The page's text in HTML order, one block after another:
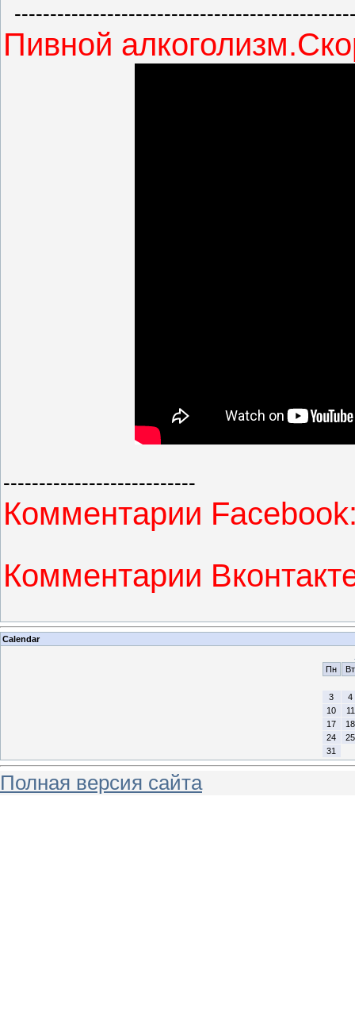
Пивной
---------------------------
Комментарии
Комментарии
Calendar
Пн
Вт
3
4
10
11
17
18
24
25
31
Полная версия сайта